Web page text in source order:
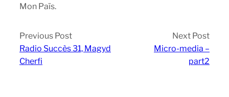
Mon Païs.
Previous Post
Radio Succès 31, Magyd
Cherfi
Next Post
Micro-media –
part2